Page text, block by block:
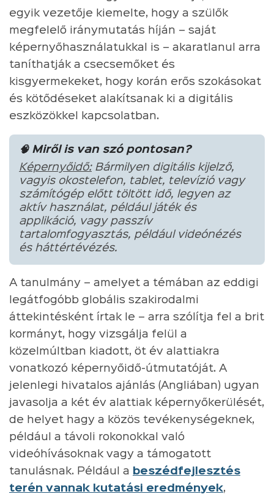
egyik vezetője kiemelte, hogy a szülők
megfelelő iránymutatás híján – saját
képernyőhasználatukkal is – akaratlanul arra
taníthatják a csecsemőket és
kisgyermekeket, hogy korán erős szokásokat
és kötődéseket alakítsanak ki a digitális
eszközökkel kapcsolatban.
🧠 Miről is van szó pontosan?
Képernyőidő:Bármilyen digitális kijelző,
vagyis okostelefon, tablet, televízió vagy
számítógép előtt töltött idő, legyen az
aktív használat, például játék és
applikáció, vagy passzív
tartalomfogyasztás, például videónézés
és háttértévézés.
A tanulmány – amelyet a témában az eddigi
legátfogóbb globális szakirodalmi
áttekintésként írtak le – arra szólítja fel a brit
kormányt, hogy vizsgálja felül a
közelmúltban kiadott, öt év alattiakra
vonatkozó képernyőidő-útmutatóját. A
jelenlegi hivatalos ajánlás (Angliában) ugyan
javasolja a két év alattiak képernyőkerülését,
de helyet hagy a közös tevékenységeknek,
például a távoli rokonokkal való
videóhívásoknak vagy a támogatott
tanulásnak. Például a beszédfejlesztés
terén vannak kutatási eredmények,